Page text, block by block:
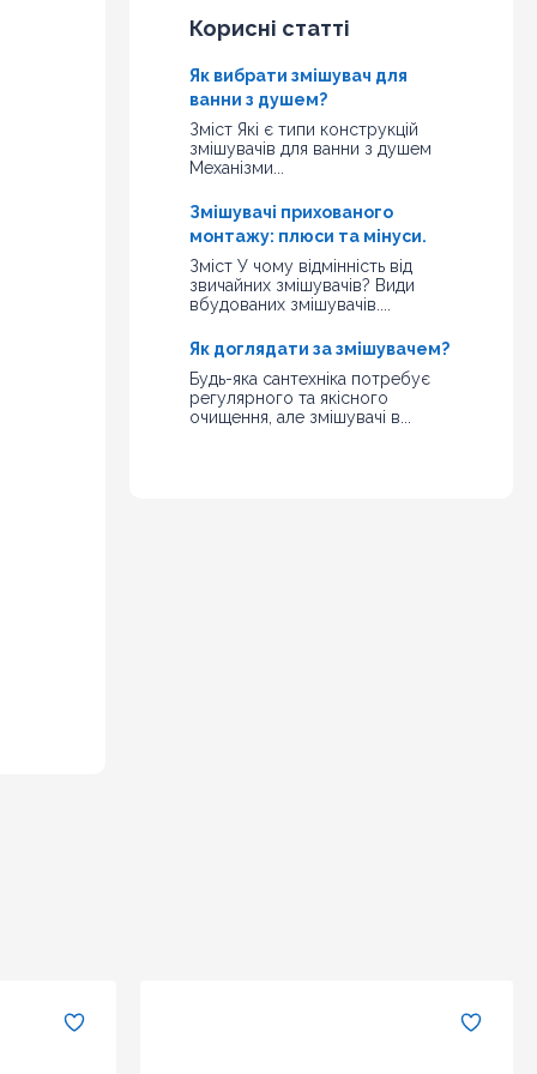
Корисні статті
Як вибрати змішувач для
ванни з душем?
Зміст Які є типи конструкцій
змішувачів для ванни з душем
Механізми...
Змішувачі прихованого
монтажу: плюси та мінуси.
Зміст У чому відмінність від
звичайних змішувачів? Види
вбудованих змішувачів....
Як доглядати за змішувачем?
Будь-яка сантехніка потребує
регулярного та якісного
очищення, але змішувачі в...